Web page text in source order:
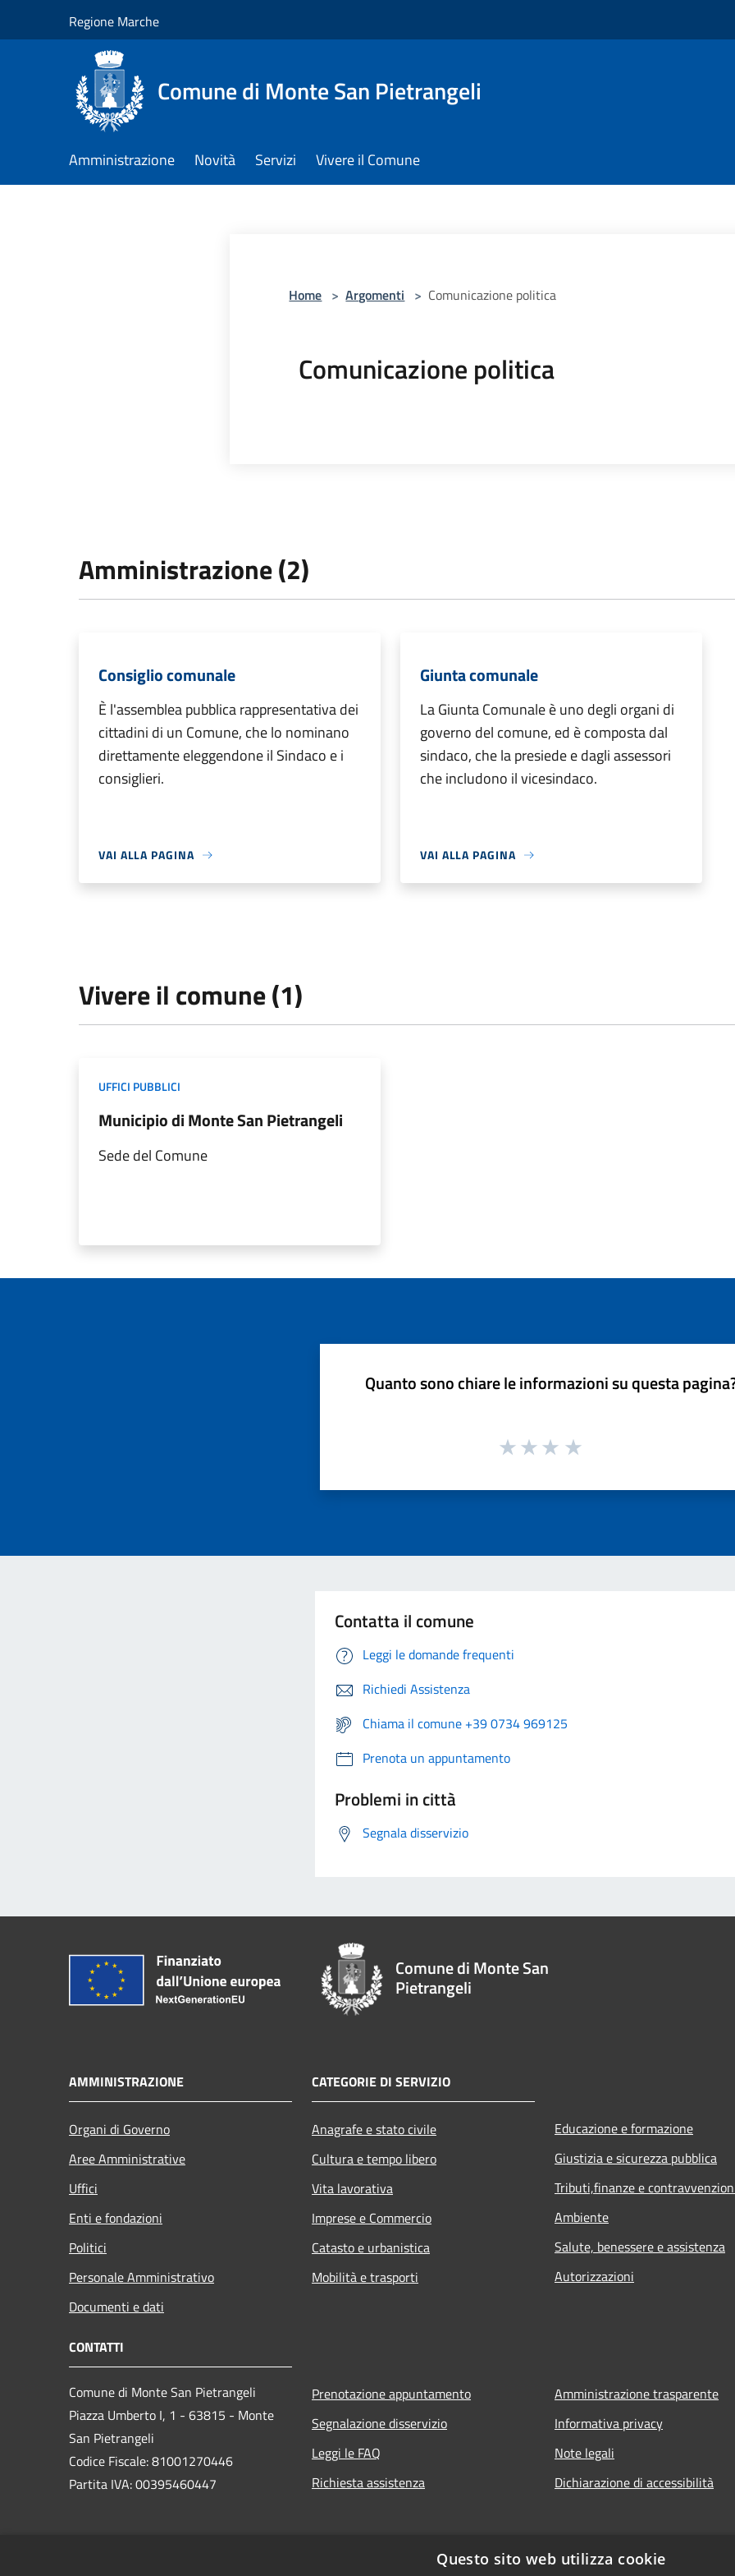
Regione Marche
Comune di Monte San Pietrangeli
Amministrazione Novità Servizi Vivere il Comune
Home > Argomenti > Comunicazione politica
Comunicazione politica
Amministrazione (2)
Consiglio comunale
È l'assemblea pubblica rappresentativa dei
cittadini di un Comune, che lo nominano
direttamente eleggendone il Sindaco e i
consiglieri.
VAI ALLA PAGINA
Giunta comunale
La Giunta Comunale è uno degli organi di
governo del comune, ed è composta dal
sindaco, che la presiede e dagli assessori
che includono il vicesindaco.
VAI ALLA PAGINA
Vivere il comune (1)
UFFICI PUBBLICI
Municipio di Monte San Pietrangeli
Sede del Comune
Quanto sono chiare le informazioni su questa
Contatta il comune
Leggi le domande frequenti
Richiedi Assistenza
Chiama il comune +39 0734 969125
Prenota un appuntamento
Problemi in città
Segnala disservizio
Comune di Monte San
Pietrangeli
AMMINISTRAZIONE
Organi di Governo
Aree Amministrative
Uffici
Enti e fondazioni
Politici
Personale Amministrativo
Documenti e dati
CATEGORIE DI SERVIZIO
Anagrafe e stato civile
Cultura e tempo libero
Vita lavorativa
Imprese e Commercio
Catasto e urbanistica
Mobilità e trasporti
Educazione e formazione
Giustizia e sicurezza pubblica
Tributi,finanze e
Ambiente
Salute, benessere e assistenza
Autorizzazioni
CONTATTI
Comune di Monte San Pietrangeli
Piazza Umberto I, 1 - 63815 - Monte
San Pietrangeli
Codice Fiscale: 81001270446
Partita IVA: 00395460447
Prenotazione appuntamento
Segnalazione disservizio
Leggi le FAQ
Richiesta assistenza
Amministrazione trasparente
Informativa privacy
Note legali
Dichiarazione di accessibilità
Questo sito web utilizza cookie